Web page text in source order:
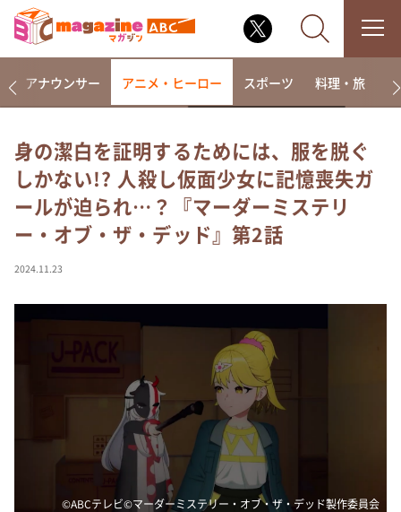
なるみ・岡村の過ぎるTV
相席食堂
これ余談なんですけど・・・
～人生密着トークバラエティ！～ やすとものいたっ
て真剣です
探偵！ナイトスクープ
河合＆A.B.C-Z塚田×福井アナ「なんでやねん！？」
（news おかえり）
DAIGOも台所 ～きょうの献立 何にする？～
本日はダイアンなり！シーズン２
朝だ！生です旅サラダ
教えて！ニュースライブ 正義のミカタ
アナウンサー アニメ・ヒーロー スポーツ 料理・旅
身の潔白を証明するためには、服を脱ぐ
しかない!? 人殺し仮面少女に記憶喪失ガ
ールが迫られ…？『マーダーミステリ
ー・オブ・ザ・デッド』第2話
2024.11.23
©️ABCテレビ©マーダーミステリー・オブ・ザ・デッド製作委員会